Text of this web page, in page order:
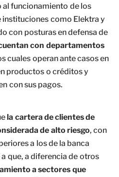
funcionamiento de los
instituciones como Elektra y
con posturas en defensa de
con departamentos
cuales operan ante casos en
productos o créditos y
con sus pagos.
la cartera de clientes de
de alto riesgo, con
a los de la banca
que, a diferencia de otros
a sectores que